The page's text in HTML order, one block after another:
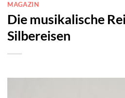
MAGAZIN
Die musikalische
Silbereisen